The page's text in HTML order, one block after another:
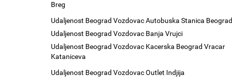
Breg
Udaljenost Beograd Vozdovac Autobuska Stanica Beograd
Udaljenost Beograd Vozdovac Banja Vrujci
Udaljenost Beograd Vozdovac Kacerska Beograd Vracar
Kataniceva
Udaljenost Beograd Vozdovac Outlet Indjija